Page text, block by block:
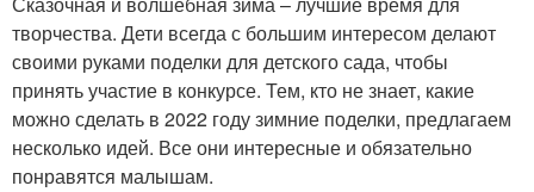
творчества. Дети всегда с большим интересом делают
своими руками поделки для детского сада, чтобы
принять участие в конкурсе. Тем, кто не знает, какие
можно сделать в 2022 году зимние поделки, предлагаем
несколько идей. Все они интересные и обязательно
понравятся малышам.